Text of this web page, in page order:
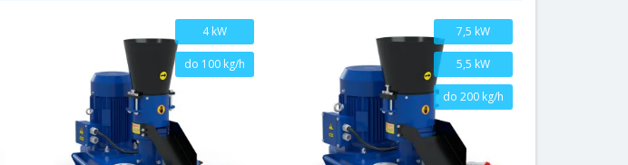
4 kW
do 100 kg/h
7,5 kW
5,5 kW
do 200 kg/h